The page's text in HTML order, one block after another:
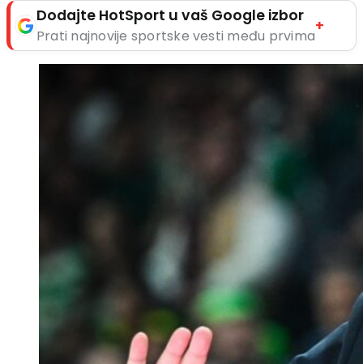
Dodajte HotSport u vaš Google izbor
Prati najnovije sportske vesti među prvima
+